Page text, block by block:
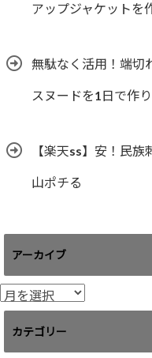
アップジャケットを
無駄なく活用！端切
スヌードを1日で作
【楽天ss】安！民
山ポチる
アーカイブ
ア
ー
イ
カテゴリー